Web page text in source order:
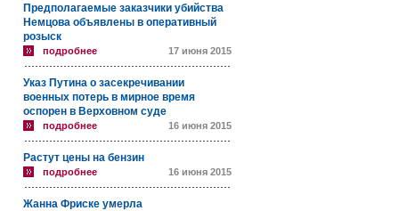
Предполагаемые заказчики убийства
Немцова объявлены в оперативный
розыск
подробнее 17 июня 2015
Указ Путина о засекречивании
военных потерь в мирное время
оспорен в Верховном суде
подробнее 16 июня 2015
Растут цены на бензин
подробнее 16 июня 2015
Жанна Фриске умерла